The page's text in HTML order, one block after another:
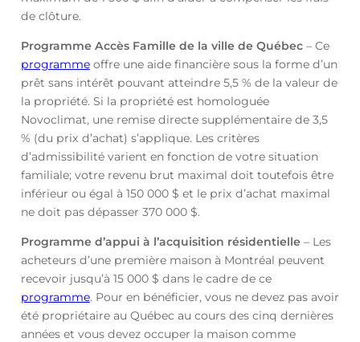
de clôture.
Programme Accès Famille de la ville de Québec– Ce
programmeoffre une aide financière sous la forme d’un
prêt sans intérêt pouvant atteindre 5,5 % de la valeur de
la propriété. Si la propriété est homologuée
Novoclimat, une remise directe supplémentaire de 3,5
% (du prix d’achat) s’applique. Les critères
d’admissibilité varient en fonction de votre situation
familiale; votre revenu brut maximal doit toutefois être
inférieur ou égal à 150 000 $ et le prix d’achat maximal
ne doit pas dépasser 370 000 $.
Programme d’appui à l’acquisition résidentielle – Les
acheteurs d’une première maison à Montréal peuvent
recevoir jusqu’à 15 000 $ dans le cadre de ce
programme. Pour en bénéficier, vous ne devez pas avoir
été propriétaire au Québec au cours des cinq dernières
années et vous devez occuper la maison comme